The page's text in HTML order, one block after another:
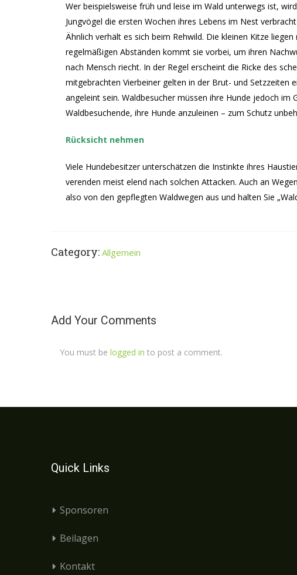
Wer beispielsweise früh und leise im Wald unterwegs ist,
Jungvögel die ersten Wochen ihres Lebens im Nest
Ähnlich verhält es sich beim Rehwild. Die kleinen Kitze
regelmäßigen Abständen kommt sie vorbei, um ihren
nach Mensch riecht. In der Regel erscheint die Ricke des
mitgebrachten Vierbeiner gelten in der Brut- und Setzzeiten
angeleint sein. Waldbesucher müssen ihre Hunde jedoch
Waldbesuchende, ihre Hunde anzuleinen – zum Schutz
Rücksicht nehmen
Viele Hundebesitzer unterschätzen die Instinkte ihres
verenden meist elend nach solchen Attacken. Auch an
also von den gepflegten Waldwegen aus und halten Sie
Category: Allgemein
Add Your Comments
You must be logged in to post a comment.
Quick Links
Sponsoren
Beilagen
Kontakt